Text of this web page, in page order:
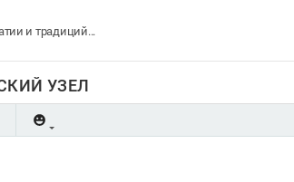
и традиций...
УЗЕЛ